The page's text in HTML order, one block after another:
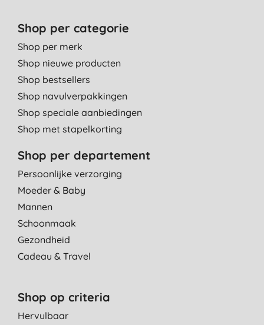
Shop per categorie
Shop per merk
Shop nieuwe producten
Shop bestsellers
Shop navulverpakkingen
Shop speciale aanbiedingen
Shop met stapelkorting
Shop per departement
Persoonlijke verzorging
Moeder & Baby
Mannen
Schoonmaak
Gezondheid
Cadeau & Travel
Shop op criteria
Hervulbaar